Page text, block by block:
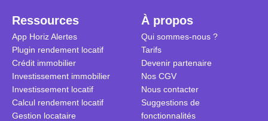
Ressources
App Horiz Alertes
Plugin rendement locatif
Crédit immobilier
Investissement immobilier
Investissement locatif
Calcul rendement locatif
Gestion locataire
À propos
Qui sommes-nous ?
Tarifs
Devenir partenaire
Nos CGV
Nous contacter
Suggestions de
fonctionnalités